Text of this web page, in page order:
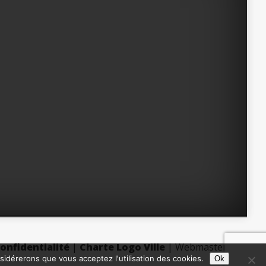
|Charte Logo Ville| Webmaster :DV
que vous acceptez l'utilisation des cookies. Ok